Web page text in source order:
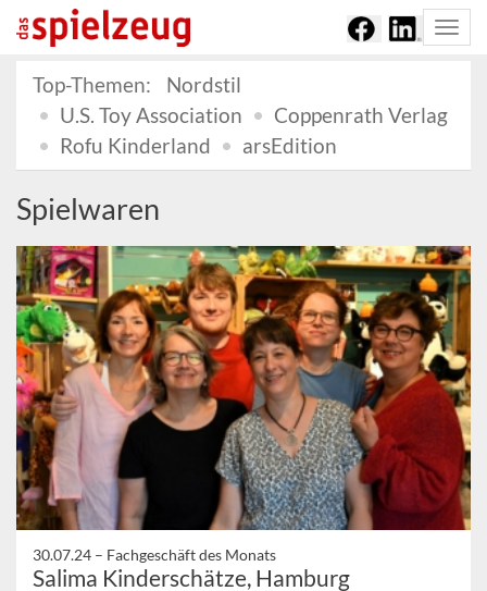
Top-Themen:
Nordstil
U.S. Toy Association
Coppenrath Verlag
Rofu Kinderland
arsEdition
Spielwaren
30.07.24 – Fachgeschäft des Monats
Salima Kinderschätze, Hamburg